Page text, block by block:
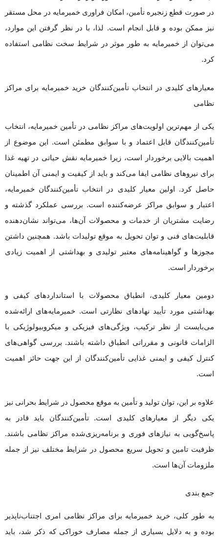
در صورت قطع زنجیره تأمین، امکان فراوری خمیرمایه در محل مستقر
نیز ممکن بوده و قابل انجام است. لذا، با در نظر گرفتن این موارد،
می‌توان از خمیرمایه به طور موثر در شرایط سخت نظامی استفاده
کرد.
معیارهای کلیدی در انتخاب تأمین‌کنندگان خرید خمیرمایه برای مراکز
نظامی
یکی از مهم‌ترین اولویت‌های مراکز نظامی در تأمین خمیرمایه، انتخاب
تأمین‌کنندگان قابل اعتماد و با سوابق مطمئن است. این موضوع از
اهمیت بالایی برخوردار است، زیرا خمیرمایه نقش حیاتی در تهیه غذا
برای نیروهای نظامی ایفا می‌کند و باید از کیفیت و ایمنی آن اطمینان
حاصل کرد. اولین معیار کلیدی در انتخاب تأمین‌کنندگان خمیرمایه،
اعتبار و سوابق مراکز عرضه‌کننده است. بررسی عملکرد گذشته و
رضایت مشتریان از خدمات و محصولات آن‌ها، می‌تواند نشان‌دهنده
قابلیت‌های فنی و توان تحویل به موقع تولیدات باشد. همچنین داشتن
مجوزها و گواهینامه‌های معتبر تولیدی و بهداشتی از اهمیت زیادی
برخوردار است.
دومین معیار کلیدی، انطباق محصولات با استانداردهای کیفی و
بهداشتی مورد تأیید نهادهای نظارتی است. خمیرمایه‌های ارائه‌شده
می‌بایست از نظر ترکیب، ویژگی‌های فیزیکی و میکروبیولوژیکی با
الزامات قانونی و مقرراتی انطباق داشته باشند. بررسی گواهی‌های
کنترل کیفی و ایمنی غذایی تأمین‌کنندگان از این جهت حائز اهمیت
است.
علاوه بر این، توان تولید و تأمین به موقع محصول در شرایط بحرانی نیز
یکی دیگر از معیارهای کلیدی است. تأمین‌کنندگان باید قادر به
پاسخ‌گویی به نیازهای فوری و برنامه‌ریزی‌شده مراکز نظامی باشند.
ظرفیت تامین و تحویل سریع محصول در شرایط مختلف نیز از جمله
ملزومات آن‌ها است.
جمع بندی
به طور کلی، خرید خمیرمایه برای مراکز نظامی امری اجتناب‌ناپذیر
بوده و به دلایل بسیاری از جمله مصارف خوراکی که ذکر شد، باید